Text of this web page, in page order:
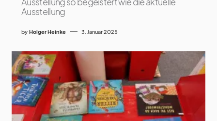
Ausstellung
by Holger Heinke 3. Januar 2025